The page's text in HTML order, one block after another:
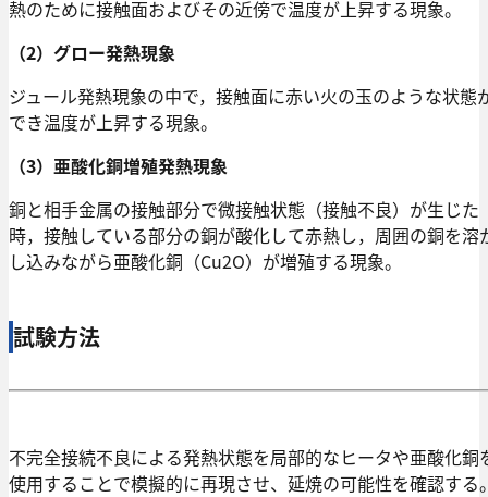
熱のために接触面およびその近傍で温度が上昇する現象。
（2）グロー発熱現象
ジュール発熱現象の中で，接触面に赤い火の玉のような状態
でき温度が上昇する現象。
（3）亜酸化銅増殖発熱現象
銅と相手金属の接触部分で微接触状態（接触不良）が生じた
時，接触している部分の銅が酸化して赤熱し，周囲の銅を溶
し込みながら亜酸化銅（Cu2O）が増殖する現象。
試験方法
不完全接続不良による発熱状態を局部的なヒータや亜酸化銅
使用することで模擬的に再現させ、延焼の可能性を確認する